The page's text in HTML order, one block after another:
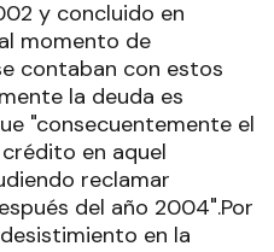
y concluido en
momento de
contaban con estos
la deuda es
"consecuentemente el
en aquel
reclamar
del año 2004".Por
en la